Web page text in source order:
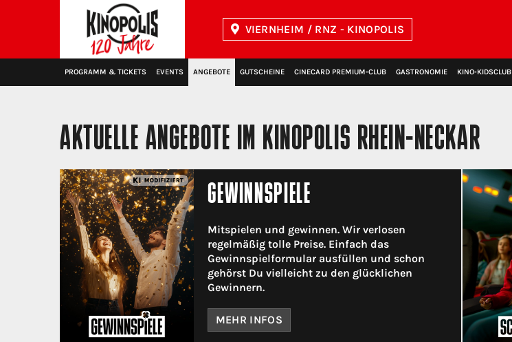
VIERNHEIM / RNZ - KINOPOLIS
PROGRAMM & TICKETS EVENTS ANGEBOTE GUTSCHEINE CINECARD PREMIUM‑CLUB GASTRONOMIE KINO‑KIDSCLUB
AKTUELLE ANGEBOTE IM KINOPOLIS RHEIN-NECKAR
GEWINNSPIELE
Mitspielen und gewinnen. Wir verlosen
regelmäßig tolle Preise. Einfach das
Gewinnspielformular ausfüllen und schon
gehörst Du vielleicht zu den glücklichen
Gewinnern.
MEHR INFOS